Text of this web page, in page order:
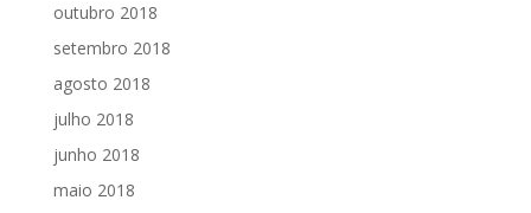
outubro 2018
setembro 2018
agosto 2018
julho 2018
junho 2018
maio 2018